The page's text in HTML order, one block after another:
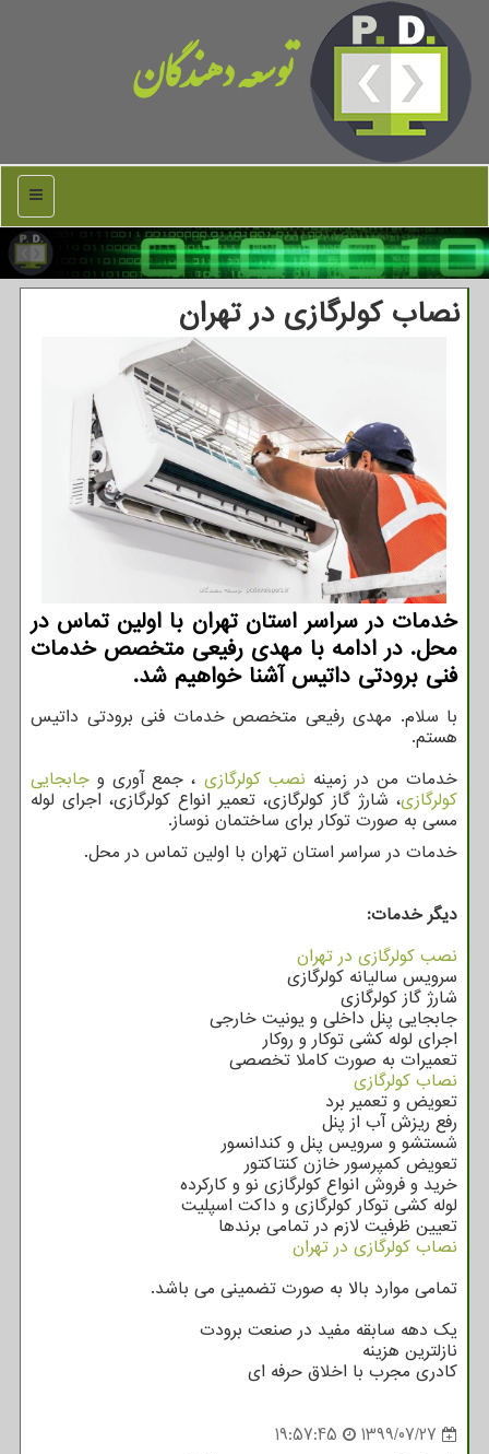
توسعه دهندگان
منو
نصاب كولرگازی در تهران
خدمات در سراسر استان تهران با اولین تماس در
محل. در ادامه با مهدی رفیعی متخصص خدمات
فنی برودتی داتیس آشنا خواهیم شد.
با سلام. مهدی رفیعی متخصص خدمات فنی برودتی داتیس
هستم.
خدمات من در زمینه نصب کولرگازی ، جمع آوری و جابجایی
کولرگازی، شارژ گاز کولرگازی، تعمیر انواع کولرگازی، اجرای لوله
مسی به صورت توکار برای ساختمان نوساز.
خدمات در سراسر استان تهران با اولین تماس در محل.
دیگر خدمات:
نصب کولرگازی در تهران
سرویس سالیانه کولرگازی
شارژ گاز کولرگازی
جابجایی پنل داخلی و یونیت خارجی
اجرای لوله کشی توکار و روکار
تعمیرات به صورت کاملا تخصصی
نصاب کولرگازی
تعویض و تعمیر برد
رفع ریزش آب از پنل
شستشو و سرویس پنل و کندانسور
تعویض کمپرسور خازن کنتاکتور
خرید و فروش انواع کولرگازی نو و کارکرده
لوله کشی توکار کولرگازی و داکت اسپلیت
تعیین ظرفیت لازم در تمامی برندها
نصاب کولرگازی در تهران
تمامی موارد بالا به صورت تضمینی می باشد.
یک دهه سابقه مفید در صنعت برودت
نازلترین هزینه
کادری مجرب با اخلاق حرفه ای
1399/07/27
19:57:45